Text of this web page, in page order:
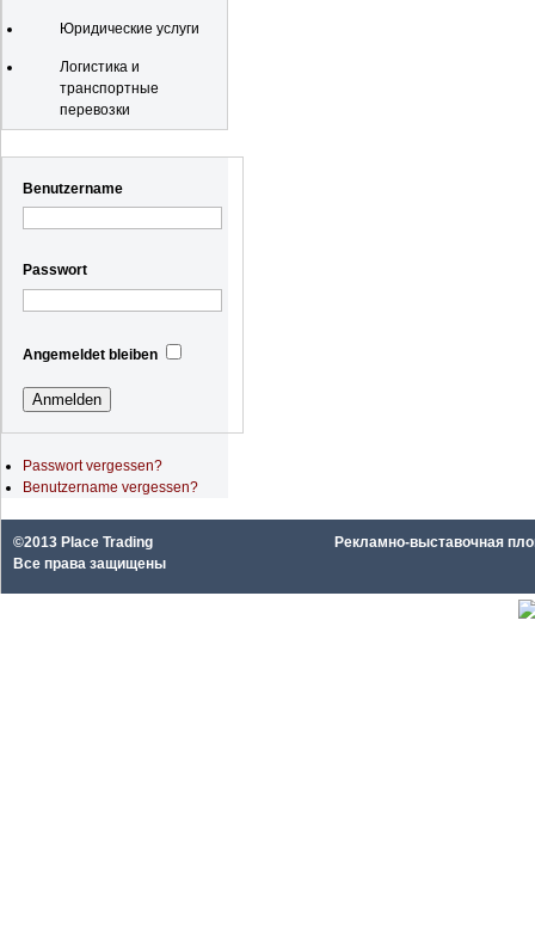
Юридические услуги
Логистика и
транспортные
перевозки
Benutzername
Passwort
Angemeldet bleiben
Passwort vergessen?
Benutzername vergessen?
©2013 Place Trading
Все права защищены
Рекламно-выставочная